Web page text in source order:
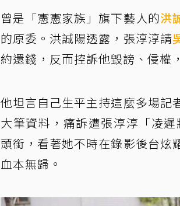
曾是「憲憲家族」旗下藝人的洪
的原委。洪誠陽透露，張淳淳請
約還錢，反而控訴他毀謗、侵權
他坦言自己生平主持這麼多場記
大筆資料，痛訴遭張淳淳「凌
頭銜，看著她不時在錄影後台炫
血本無歸。